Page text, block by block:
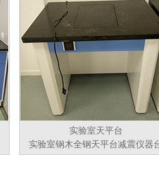
实验室天平台
实验室钢木全钢天平台减震仪器